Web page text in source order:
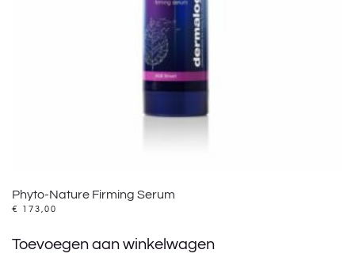
Phyto-Nature Firming Serum
€ 173,00
Toevoegen aan winkelwagen